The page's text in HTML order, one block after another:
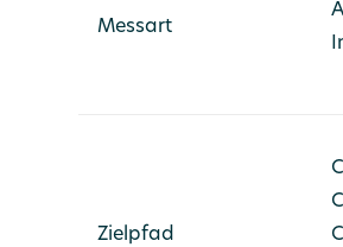
Messart
Zielpfad